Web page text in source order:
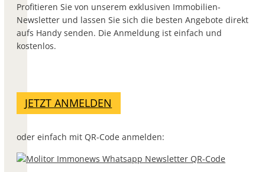
Profitieren Sie von unserem exklusiven Immobilien-
Newsletter und lassen Sie sich die besten Angebote direkt
aufs Handy senden. Die Anmeldung ist einfach und
kostenlos.
JETZT ANMELDEN
oder einfach mit QR-Code anmelden: